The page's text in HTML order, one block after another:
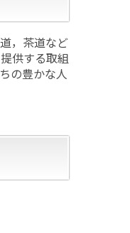
，茶道など
供する取組
の豊かな人